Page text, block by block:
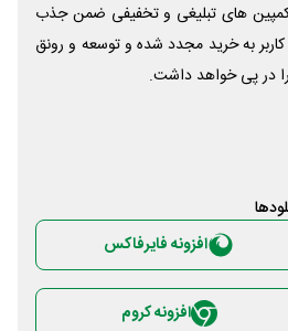
های تبلیغی و تخفیفی ضمن جذب
به خرید مجدد شده و توسعه و رونق
در پی خواهد داشت.
افزونه فایرفاکس
افزونه کروم